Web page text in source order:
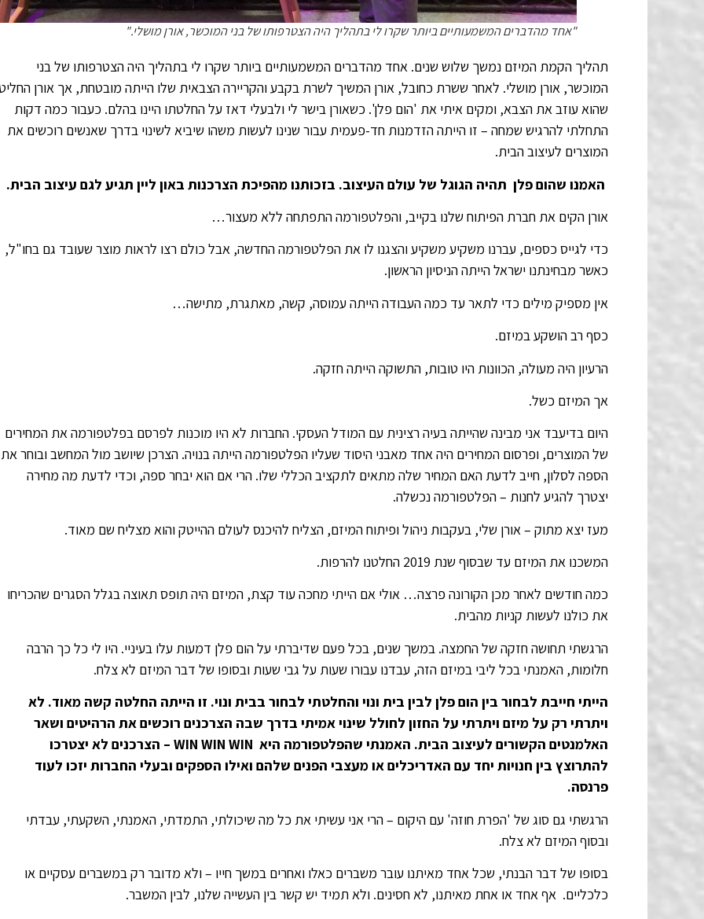
"אחד מהדברים המשמעותיים ביותר שקרו לי בתהליך היה הצטרפותו של בני המוכשר, אורן מושלי."
תהליך הקמת המיזם נמשך שלוש שנים. אחד מהדברים המשמעותיים ביותר שקרו לי בתהליך היה הצטרפותו של בני
המוכשר, אורן מושלי. לאחר ששרת כחובל, אורן המשיך לשרת בקבע והקריירה הצבאית שלו הייתה מובטחת, אך אורן
שהוא עוזב את הצבא, ומקים איתי את 'הום פלן'. כשאורן בישר לי ולבעלי דאז על החלטתו היינו בהלם. כעבור כמה דקות
התחלתי להרגיש שמחה – זו הייתה הזדמנות חד-פעמית עבור שנינו לעשות משהו שיביא לשינוי בדרך שאנשים רוכשים את
המוצרים לעיצוב הבית.
האמנו שהום פלן תהיה הגוגל של עולם העיצוב. בזכותנו מהפיכת הצרכנות באון ליין תגיע לגם עיצוב הבית.
אורן הקים את חברת הפיתוח שלנו בקייב, והפלטפורמה התפתחה ללא מעצור…
כדי לגייס כספים, עברנו משקיע משקיע והצגנו לו את הפלטפורמה החדשה, אבל כולם רצו לראות מוצר שעובד גם בחו"ל,
כאשר מבחינתנו ישראל הייתה הניסיון הראשון.
אין מספיק מילים כדי לתאר עד כמה העבודה הייתה עמוסה, קשה, מאתגרת, מתישה…
כסף רב הושקע במיזם.
הרעיון היה מעולה, הכוונות היו טובות, התשוקה הייתה חזקה.
אך המיזם כשל.
היום בדיעבד אני מבינה שהייתה בעיה רצינית עם המודל העסקי. החברות לא היו מוכנות לפרסם בפלטפורמה את המחירים
של המוצרים, ופרסום המחירים היה אחד מאבני היסוד שעליו הפלטפורמה הייתה בנויה. הצרכן שיושב מול המחשב ובוחר את
הספה לסלון, חייב לדעת האם המחיר שלה מתאים לתקציב הכללי שלו. הרי אם הוא יבחר ספה, וכדי לדעת מה מחירה
יצטרך להגיע לחנות – הפלטפורמה נכשלה.
מעז יצא מתוק – אורן שלי, בעקבות ניהול ופיתוח המיזם, הצליח להיכנס לעולם ההייטק והוא מצליח שם מאוד.
המשכנו את המיזם עד שבסוף שנת 2019 החלטנו להרפות.
כמה חודשים לאחר מכן הקורונה פרצה… אולי אם הייתי מחכה עוד קצת, המיזם היה תופס תאוצה בגלל הסגרים שהכריחו
את כולנו לעשות קניות מהבית.
הרגשתי תחושה חזקה של החמצה. במשך שנים, בכל פעם שדיברתי על הום פלן דמעות עלו בעיניי. היו לי כל כך הרבה
חלומות, האמנתי בכל ליבי במיזם הזה, עבדנו עבורו שעות על גבי שעות ובסופו של דבר המיזם לא צלח.
הייתי חייבת לבחור בין הום פלן לבין בית ונוי והחלטתי לבחור בבית ונוי. זו הייתה החלטה קשה מאוד. לא
ויתרתי רק על מיזם ויתרתי על החזון לחולל שינוי אמיתי בדרך שבה הצרכנים רוכשים את הרהיטים ושאר
האלמנטים הקשורים לעיצוב הבית. האמנתי שהפלטפורמה היא WIN WIN WIN – הצרכנים לא יצטרכו
להתרוצץ בין חנויות יחד עם האדריכלים או מעצבי הפנים שלהם ואילו הספקים ובעלי החברות יזכו לעוד
פרנסה.
הרגשתי גם סוג של 'הפרת חוזה' עם היקום – הרי אני עשיתי את כל מה שיכולתי, התמדתי, האמנתי, השקעתי, עבדתי
ובסוף המיזם לא צלח.
בסופו של דבר הבנתי, שכל אחד מאיתנו עובר משברים כאלו ואחרים במשך חייו – ולא מדובר רק במשברים עסקיים או
כלכליים. אף אחד או אחת מאיתנו, לא חסינים. ולא תמיד יש קשר בין העשייה שלנו, לבין המשבר.